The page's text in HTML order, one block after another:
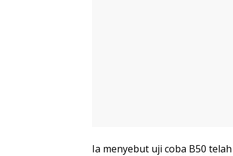
Ia menyebut uji coba B50